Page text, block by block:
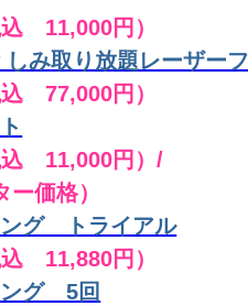
11,000円）
しみ取り放題レーザー
77,000円）
込 11,000円）/
ー価格）
ング トライアル
11,880円）
ング 5回